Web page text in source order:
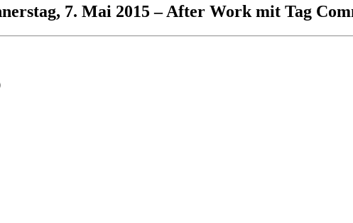
7. Mai 2015 – After Work mit Tag